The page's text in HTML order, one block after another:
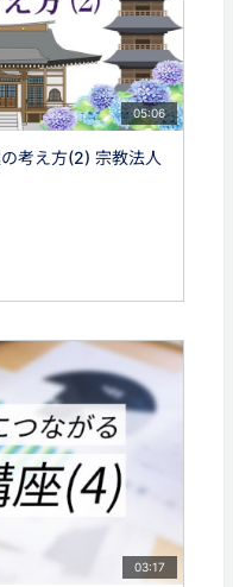
05:06
考え方(2) 宗教法人
03:17